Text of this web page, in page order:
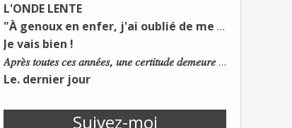
L'ONDE LENTE
"À genoux en enfer, j'ai oublié de me taire"
Je vais bien !
𝐴𝑝𝑟𝑒̀𝑠 𝑡𝑜𝑢𝑡𝑒𝑠 𝑐𝑒𝑠 𝑎𝑛𝑛𝑒́𝑒𝑠, 𝑢𝑛𝑒 𝑐𝑒𝑟𝑡𝑖𝑡𝑢𝑑𝑒 𝑑𝑒𝑚𝑒𝑢𝑟𝑒 : 𝐿𝑒 𝑚𝑜𝑛𝑑𝑒 𝑑𝑢 𝑡𝑟𝑎𝑣𝑎𝑖𝑙 𝑐ℎ𝑎𝑛𝑔𝑒. 𝐿𝑒𝑠 𝑐𝑜𝑛𝑠 𝑠'𝑎𝑑𝑎𝑝𝑡𝑒𝑛𝑡 :)
Le. dernier jour
Suivez-moi